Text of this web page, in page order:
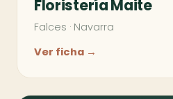
Floristería Maite
Falces · Navarra
Ver ficha →